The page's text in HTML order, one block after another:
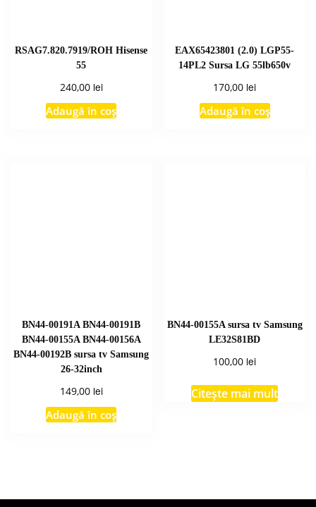
RSAG7.820.7919/ROH Hisense
55
240,00 lei
Adaugă în coș
EAX65423801 (2.0) LGP55-
14PL2 Sursa LG 55lb650v
170,00 lei
Adaugă în coș
BN44-00191A BN44-00191B
BN44-00155A BN44-00156A
BN44-00192B sursa tv Samsung
26-32inch
149,00 lei
Adaugă în coș
BN44-00155A sursa tv Samsung
LE32S81BD
100,00 lei
Citește mai mult